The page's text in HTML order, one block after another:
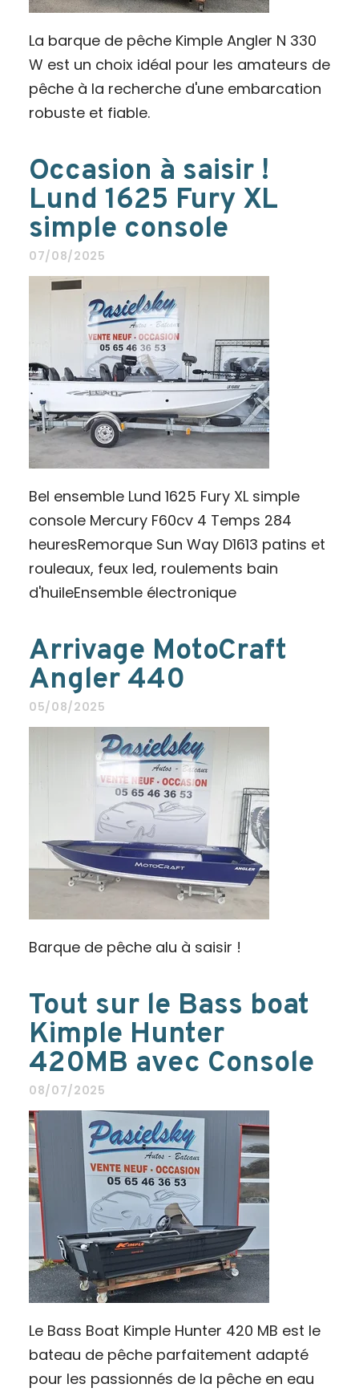
La barque de pêche Kimple Angler N 330
W est un choix idéal pour les amateurs de
pêche à la recherche d'une embarcation
robuste et fiable.
Occasion à saisir !
Lund 1625 Fury XL
simple console
07/08/2025
Bel ensemble Lund 1625 Fury XL simple
console Mercury F60cv 4 Temps 284
heuresRemorque Sun Way D1613 patins et
rouleaux, feux led, roulements bain
d'huileEnsemble électronique
Arrivage MotoCraft
Angler 440
05/08/2025
Barque de pêche alu à saisir !
Tout sur le Bass boat
Kimple Hunter
420MB avec Console
08/07/2025
Le Bass Boat Kimple Hunter 420 MB est le
bateau de pêche parfaitement adapté
pour les passionnés de la pêche en eau